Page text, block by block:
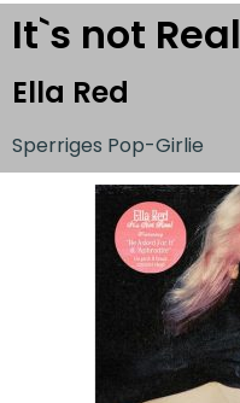
It`s not Real
Ella Red
Sperriges Pop-Girlie